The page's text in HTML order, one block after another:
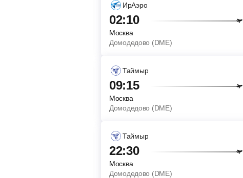
ИрАэро
02:10
Москва
Домодедово (DME)
Таймыр
09:15
Москва
Домодедово (DME)
Таймыр
22:30
Москва
Домодедово (DME)